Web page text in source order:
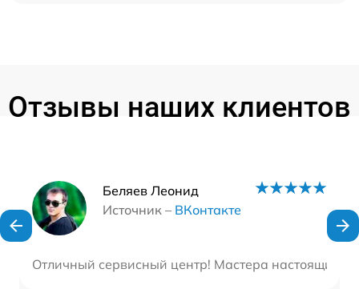
Отзывы наших клиентов
Беляев Леонид
Источник – ВКонтакте
Отличный сервисный центр! Мастера настоящие
Наши мастера